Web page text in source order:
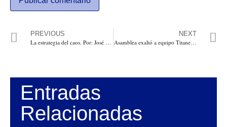
PREVIOUS
La estrategia del caos. Por: José Félix Lafaurie Rivera
NEXT
Asamblea exaltó a equipo Titanes de Barranquilla. Carolina Suárez, reina del Carnaval del Atlántico 2019 se sumó a la clausura
Entradas
Relacionadas